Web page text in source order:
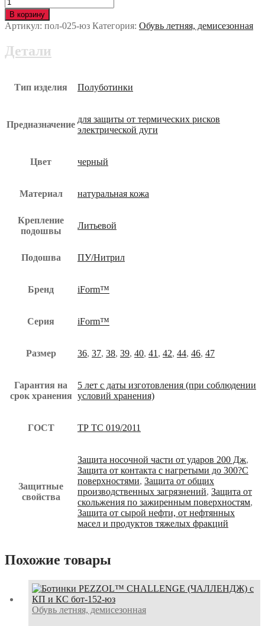
Полуботинки
iForm
с
пол-025-
В корзину
Артикул: пол-025-юз Категория: Обувь летняя, демисезонная
Детали
Тип изделия Полуботинки
Предназначение
для защиты от термических рисков
электрической дуги
Цвет черный
Материал натуральная кожа
Крепление
подошвы
Литьевой
Подошва ПУ/Нитрил
Бренд iForm™
Серия iForm™
Размер 36, 37, 38, 39, 40, 41 , 42, 44, 46, 47
Гарантия на
срок хранения
5 лет с даты изготовления (при соблюдении
условий хранения)
ГОСТ ТР ТС 019/2011
Защитные
свойства
Защита носочной части от ударов 200 Дж,
Защита от контакта с нагретыми до 300?С
поверхностями, Защита от общих
производственных загрязнений, Защита от
скольжения по зажиренным поверхностям,
Защита от сырой нефти, от нефтянных
масел и продуктов тяжелых фракций
Похожие товары
Обувь летняя, демисезонная